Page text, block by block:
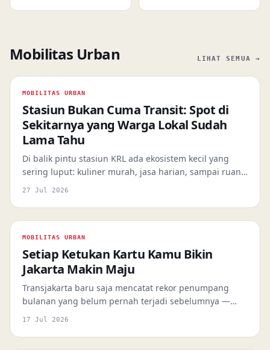
Mobilitas Urban LIHAT SEMUA →
MOBILITAS URBAN
Stasiun Bukan Cuma Transit: Spot di
Sekitarnya yang Warga Lokal Sudah
Lama Tahu
Di balik pintu stasiun KRL ada ekosistem kecil yang
sering luput: kuliner murah, jasa harian, sampai ruang
publik yang enak buat rehat sebentar. Ini cara
27 Jul 2026
MOBILITAS URBAN
Setiap Ketukan Kartu Kamu Bikin
Jakarta Makin Maju
Transjakarta baru saja mencatat rekor penumpang
bulanan yang belum pernah terjadi sebelumnya —
dan setiap orang yang naik bus itu adalah bagian dari
17 Jul 2026